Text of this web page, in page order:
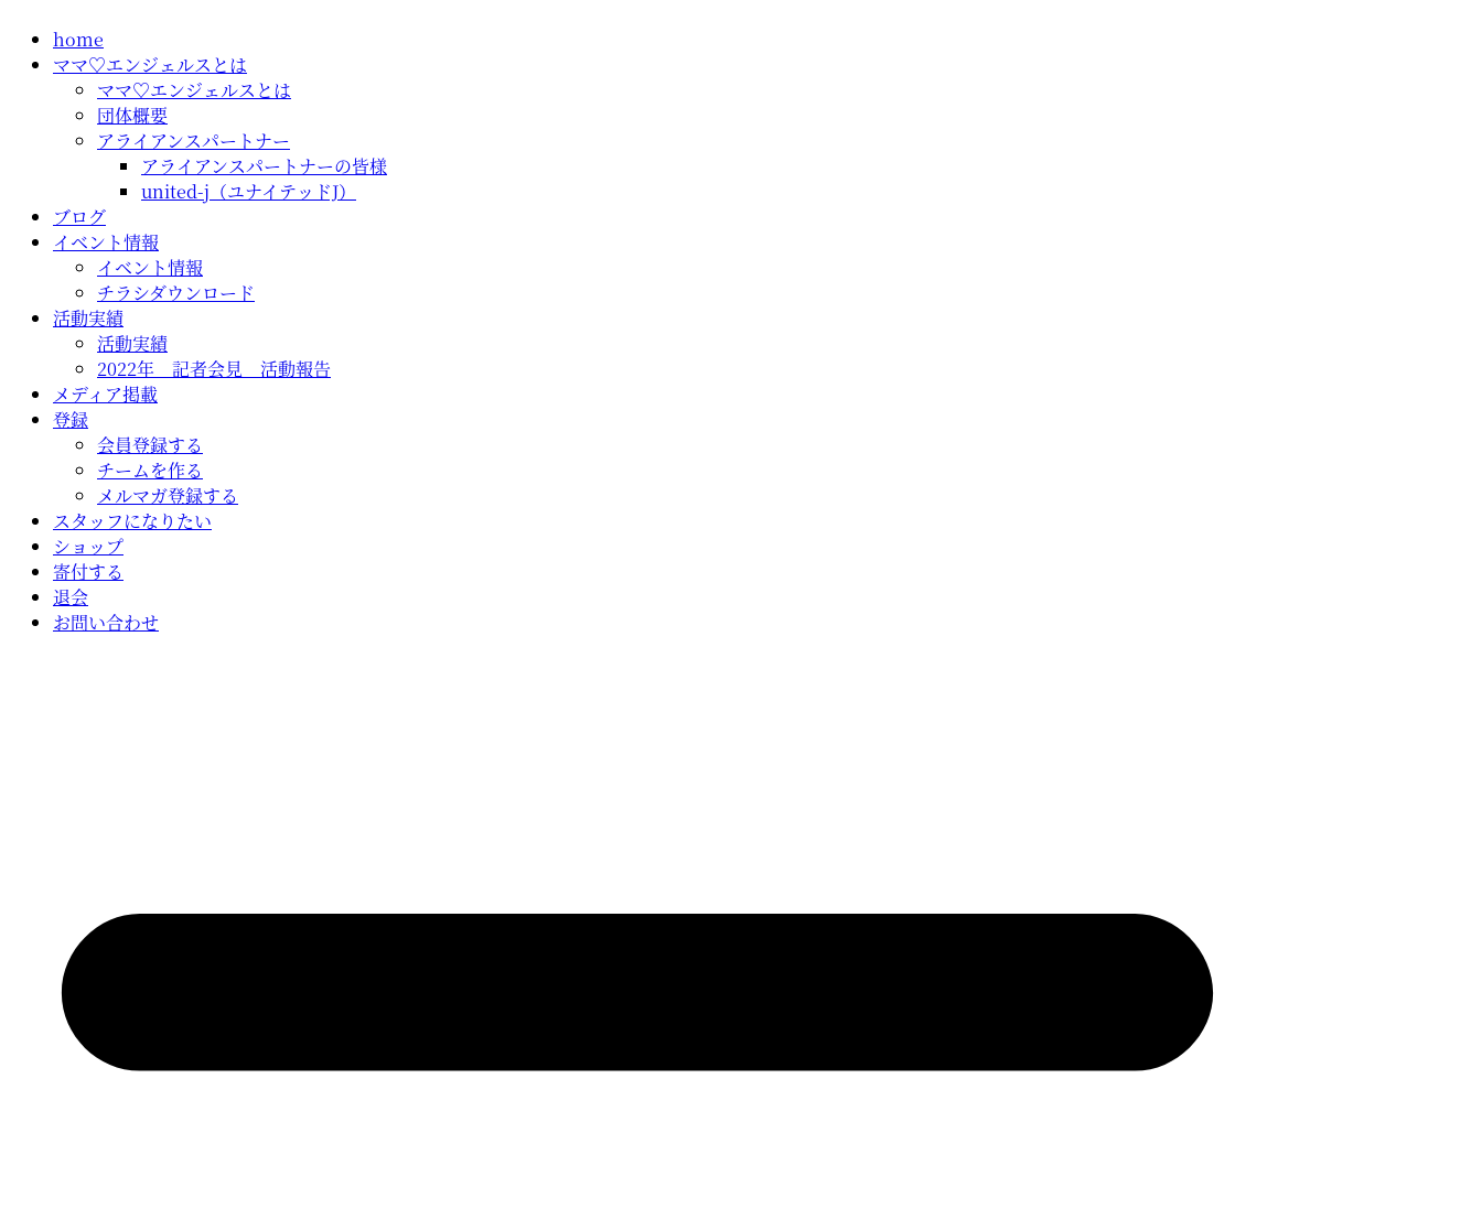
home
ママ♡エンジェルスとは
ママ♡エンジェルスとは
団体概要
アライアンスパートナー
アライアンスパートナーの皆様
united-j（ユナイテッドJ）
ブログ
イベント情報
イベント情報
チラシダウンロード
活動実績
活動実績
2022年 記者会見 活動報告
メディア掲載
登録
会員登録する
チームを作る
メルマガ登録する
スタッフになりたい
ショップ
寄付する
退会
お問い合わせ